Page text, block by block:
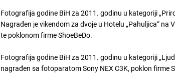
Fotografija godine BiH za 2011. godinu u kategoriji
Nagrađen je vikendom za dvoje u Hotelu „Pahuljica“
te poklonom firme ShoeBeDo.
Fotografija godine BiH za 2011. godinu u kategoriji
nagrađen sa fotoparatom Sony NEX C3K, poklon firme